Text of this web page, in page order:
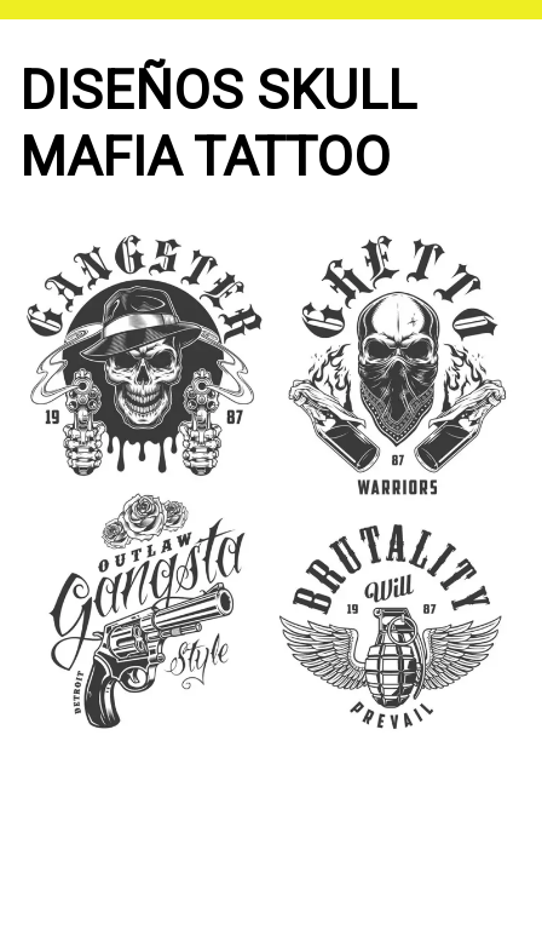
Saltar
contenido
DISEÑOS SKULL
MAFIA TATTOO